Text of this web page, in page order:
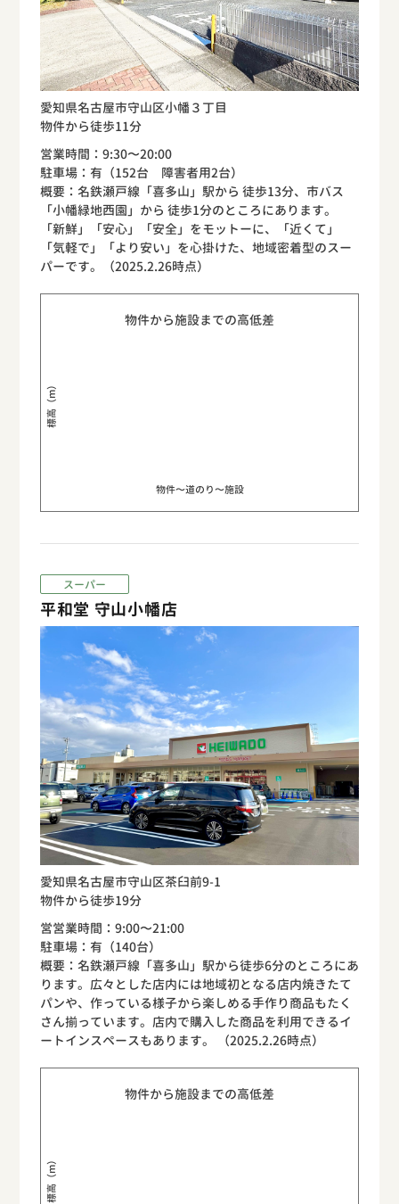
愛知県名古屋市守山区小幡３丁目
物件から徒歩11分
営業時間：9:30〜20:00
駐車場：有（152台 障害者用2台）
概要：名鉄瀬戸線「喜多山」駅から 徒歩13分、市バス
「小幡緑地西園」から 徒歩1分のところにあります。
「新鮮」「安心」「安全」をモットーに、「近くて」
「気軽で」「より安い」を心掛けた、地域密着型のスー
パーです。（2025.2.26時点）
物件から施設までの高低差
標高（m）
物件〜道のり〜施設
スーパー
平和堂 守山小幡店
愛知県名古屋市守山区茶臼前9-1
物件から徒歩19分
営営業時間：9:00〜21:00
駐車場：有（140台）
概要：名鉄瀬戸線「喜多山」駅から徒歩6分のところにあ
ります。広々とした店内には地域初となる店内焼きたて
パンや、作っている様子から楽しめる手作り商品もたく
さん揃っています。店内で購入した商品を利用できるイ
ートインスペースもあります。 （2025.2.26時点）
物件から施設までの高低差
標高（m）